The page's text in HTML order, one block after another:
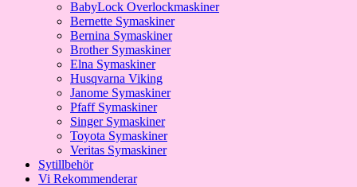
BabyLock Overlockmaskiner
Bernette Symaskiner
Bernina Symaskiner
Brother Symaskiner
Elna Symaskiner
Husqvarna Viking
Janome Symaskiner
Pfaff Symaskiner
Singer Symaskiner
Toyota Symaskiner
Veritas Symaskiner
Sytillbehör
Vi Rekommenderar